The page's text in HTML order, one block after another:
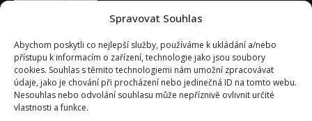
Spravovat Souhlas
Abychom poskytli co nejlepší služby, používáme k ukládání a/nebo
přístupu k informacím o zařízení, technologie jako jsou soubory
cookies. Souhlas s těmito technologiemi nám umožní zpracovávat
údaje, jako je chování při procházení nebo jedinečná ID na tomto webu.
Nesouhlas nebo odvolání souhlasu může nepříznivě ovlivnit určité
vlastnosti a funkce.
20. 7. 2026